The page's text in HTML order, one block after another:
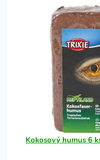
Kokosový humus 6